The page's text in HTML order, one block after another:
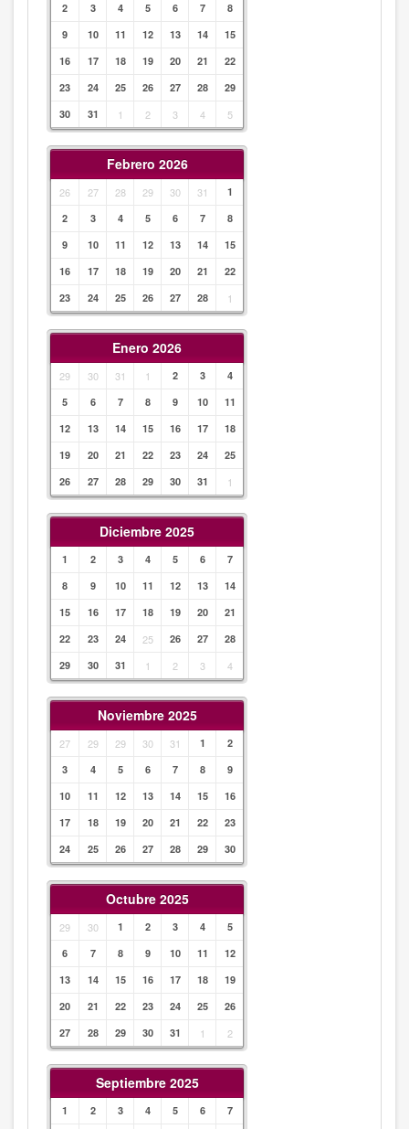
2
3 4 5 6 7
8
9
10 11 12 13 14
15
16
17 18 19 20 21
22
23
24 25 26 27 28
29
30
31 1 2 3 4 5
Febrero 2026
26 27 28 29 30 31
1
2
3 4 5 6 7
8
9
10 11 12 13 14
15
16
17 18 19 20 21
22
23
24 25 26 27 28 1
Enero 2026
29 30 31 1 2 3
4
5
6 7 8 9 10
11
12
13 14 15 16 17
18
19
20 21 22 23 24
25
26
27 28 29 30 31 1
Diciembre 2025
1 2 3 4 5 6
7
8
9 10 11 12 13
14
15
16 17 18 19 20
21
22
23 24 25 26 27
28
29
30 31 1 2 3 4
Noviembre 2025
27 29 29 30 31 1
2
3
4 5 6 7 8
9
10
11 12 13 14 15
16
17
18 19 20 21 22
23
24
25 26 27 28 29 30
Octubre 2025
29 30 1 2 3 4
5
6
7 8 9 10 11
12
13
14 15 16 17 18
19
20
21 22 23 24 25
26
27
28 29 30 31 1 2
Septiembre 2025
1 2 3 4 5 6
7